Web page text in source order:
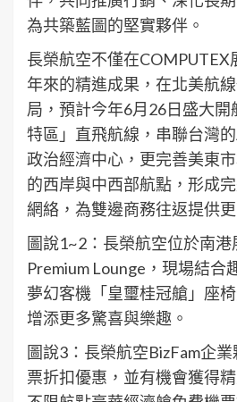
為共築藍圖的堅實夥伴。
長榮航空不僅在COMPUTEX
年來的精進成果，在北美航
局，預計今年6月26日盛大
特區」直飛航線，串聯台灣
政治經濟中心，更完善美東
的西岸與中西部航點，形成
網絡，為雙邊商務往返提供
圖說1~2：長榮航空位於南
Premium Lounge，現場結合
夢幻客機「皇璽桂冠艙」座
增添更多驚喜與樂趣。
圖說3：長榮航空BizFam企
票折扣優惠，並有機會獲得